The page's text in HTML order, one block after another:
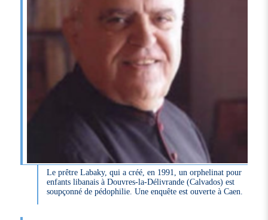
Le prêtre Labaky, qui a créé, en 1991, un orphelinat pour
enfants libanais à Douvres-la-Délivrande (Calvados) est
soupçonné de pédophilie. Une enquête est ouverte à Caen.